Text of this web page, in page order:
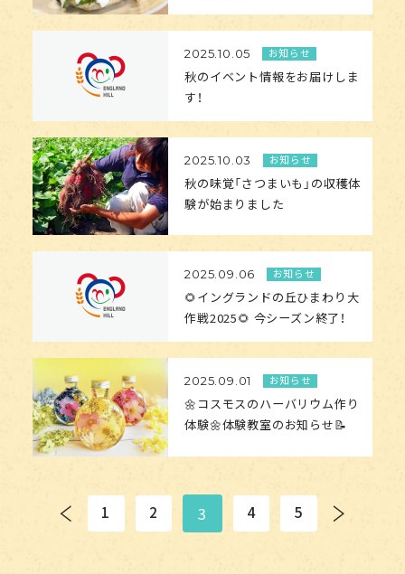
2025.10.05 お知らせ
秋のイベント情報をお届けしま
す！
2025.10.03 お知らせ
秋の味覚「さつまいも」の収穫体
験が始まりました
2025.09.06 お知らせ
🌻イングランドの丘ひまわり大
作戦2025🌻 今シーズン終了！
2025.09.01 お知らせ
🌼コスモスのハーバリウム作り
体験🌼体験教室のお知らせ📝
＜ 1 2 3 4 5 ＞